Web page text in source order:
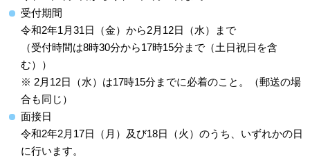
受付期間
令和2年1月31日（金）から2月12日（水）まで
（受付時間は8時30分から17時15分まで（土日祝日を含
む））
※ 2月12日（水）は17時15分までに必着のこと。（郵送の場
合も同じ）
面接日
令和2年2月17日（月）及び18日（火）のうち、いずれかの日
に行います。